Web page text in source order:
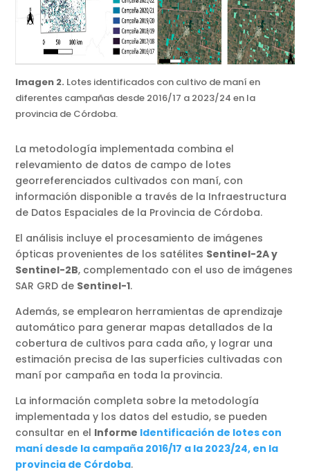
Imagen 2. Lotes identificados con cultivo de maní en
diferentes campañas desde 2016/17 a 2023/24 en la
provincia de Córdoba.
La metodología implementada combina el
relevamiento de datos de campo de lotes
georreferenciados cultivados con maní, con
información disponible a través de la Infraestructura
de Datos Espaciales de la Provincia de Córdoba.
El análisis incluye el procesamiento de imágenes
ópticas provenientes de los satélites Sentinel-2A y
Sentinel-2B, complementado con el uso de imágenes
SAR GRD de Sentinel-1.
Además, se emplearon herramientas de aprendizaje
automático para generar mapas detallados de la
cobertura de cultivos para cada año, y lograr una
estimación precisa de las superficies cultivadas con
maní por campaña en toda la provincia.
La información completa sobre la metodología
implementada y los datos del estudio, se pueden
consultar en el Informe Identificación de lotes con
maní desde la campaña 2016/17 a la 2023/24, en la
provincia de Córdoba.